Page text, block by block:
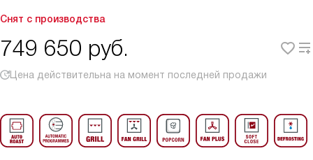
Снят с производства
749 650 руб.
Цена действительна на момент последней продажи